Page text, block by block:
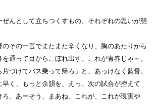
んとして立ちつくすもの、それぞれの思いが態
のその一言でまたまた辛くなり、胸のあたりから
通って目からこぼれ出す。これが青春じゃ～。
片づけてバス乗って帰ろ」と、あっけなく監督。
早く、もっと余韻を、えっ、次の試合が控えて
ろ、あーそう、まあね、これが、これが現実や